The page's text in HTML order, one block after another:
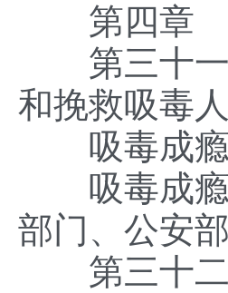
第四章
第三十一
和挽救吸毒人
吸毒成瘾
吸毒成瘾
部门、公安
第三十二